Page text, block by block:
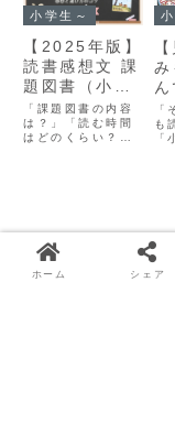
小学生～
【2025年版】
読書感想文 課
題図書（小学
校低学年）は
これ！小2息
子が実際に読
「課題図書の内容
は？」「読む時間
はどのくらい？」
み
「
も
「
の
ホーム シェア